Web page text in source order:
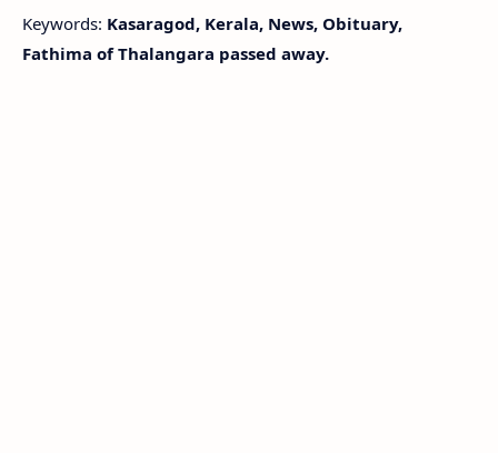
Keywords: Kasaragod, Kerala, News, Obituary,
Fathima of Thalangara passed away.